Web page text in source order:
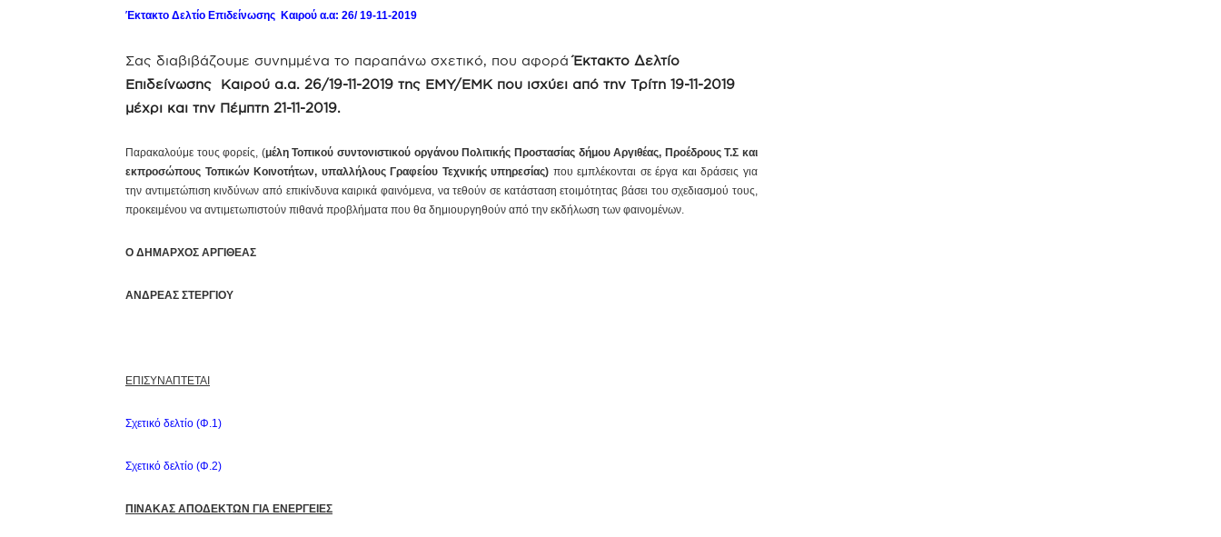
Έκτακτο Δελτίο Επιδείνωσης Καιρού α.α: 26/ 19-11-2019
Σας διαβιβάζουμε συνημμένα το παραπάνω σχετικό, που αφοράΈκτακτο Δελτίο
Επιδείνωσης Καιρού α.α. 26/19-11-2019 της ΕΜΥ/ΕΜΚ που ισχύει από την Τρίτη 19-11-2019
μέχρι και την Πέμπτη 21-11-2019.
Παρακαλούμε τους φορείς, (μέλη Τοπικού συντονιστικού οργάνου Πολιτικής Προστασίας δήμου Αργιθέας, Προέδρους Τ.Σ και
εκπροσώπους Τοπικών Κοινοτήτων, υπαλλήλους Γραφείου Τεχνικής υπηρεσίας) που εμπλέκονται σε έργα και δράσεις για
την αντιμετώπιση κινδύνων από επικίνδυνα καιρικά φαινόμενα, να τεθούν σε κατάσταση ετοιμότητας βάσει του σχεδιασμού τους,
προκειμένου να αντιμετωπιστούν πιθανά προβλήματα που θα δημιουργηθούν από την εκδήλωση των φαινομένων.
Ο ΔΗΜΑΡΧΟΣ ΑΡΓΙΘΕΑΣ
ΑΝΔΡΕΑΣ ΣΤΕΡΓΙΟΥ
ΕΠΙΣΥΝΑΠΤΕΤΑΙ
Σχετικό δελτίο (Φ.1)
Σχετικό δελτίο (Φ.2)
ΠΙΝΑΚΑΣ ΑΠΟΔΕΚΤΩΝ ΓΙΑ ΕΝΕΡΓΕΙΕΣ